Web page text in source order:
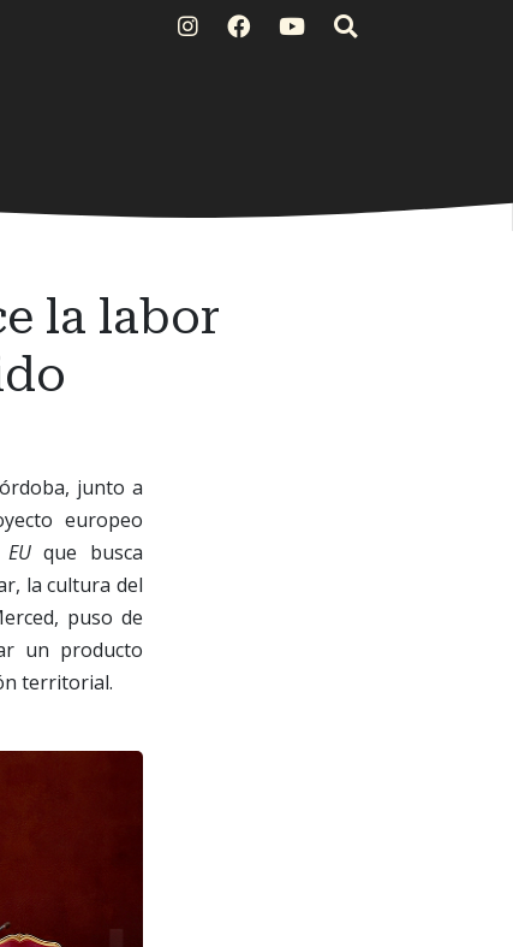
la labor
junto a
europeo
que busca
la cultura del
puso de
un producto
territorial.